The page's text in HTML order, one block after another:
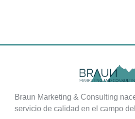
Braun Marketing & Consulting
servicio de calidad en el campo